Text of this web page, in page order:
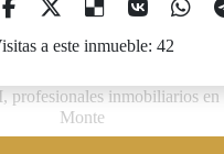
a este inmueble: 42
inmobiliarios en
Monte